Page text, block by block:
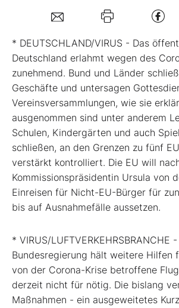
Folgen Sie uns
Kontakt
* DEUTSCHLAND/VIRUS - Das
Deutschland erlahmt wegen des
zunehmend. Bund und Länder
Geschäfte und untersagen
Vereinsversammlungen, wie sie
ausgenommen sind unter anderem
Schulen, Kindergärten und auch
schließen, an den Grenzen zu fünf
verstärkt kontrolliert. Die EU will
Kommissionspräsidentin Ursula von
Einreisen für Nicht-EU-Bürger für
bis auf Ausnahmefälle aussetzen.
* VIRUS/LUFTVERKEHRSBRANCHE
Bundesregierung hält weitere Hilfen
von der Corona-Krise betroffene
derzeit nicht für nötig. Die bislang
Maßnahmen - ein ausgeweitetes